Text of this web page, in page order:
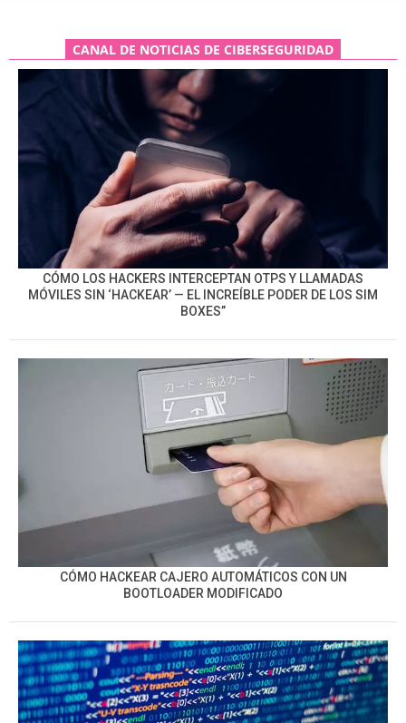
CANAL DE NOTICIAS DE CIBERSEGURIDAD
CÓMO LOS HACKERS INTERCEPTAN OTPS Y LLAMADAS
MÓVILES SIN ‘HACKEAR’ — EL INCREÍBLE PODER DE LOS SIM
BOXES”
CÓMO HACKEAR CAJERO AUTOMÁTICOS CON UN
BOOTLOADER MODIFICADO